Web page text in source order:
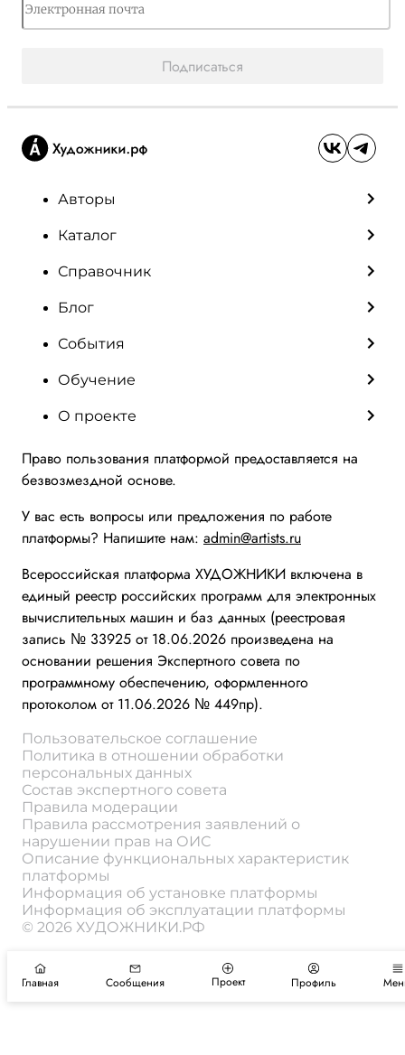
Подписаться
Авторы
Каталог
Справочник
Блог
События
Обучение
О проекте
Право пользования платформой предоставляется на
безвозмездной основе.
У вас есть вопросы или предложения по работе
платформы? Напишите нам: admin@artists.ru
Всероссийская платформа ХУДОЖНИКИ включена в
единый реестр российских программ для электронных
вычислительных машин и баз данных (реестровая
запись № 33925 от 18.06.2026 произведена на
основании решения Экспертного совета по
программному обеспечению, оформленного
протоколом от 11.06.2026 № 449пр).
Пользовательское соглашение
Политика в отношении обработки
персональных данных
Состав экспертного совета
Правила модерации
Правила рассмотрения заявлений о
нарушении прав на ОИС
Описание функциональных характеристик
платформы
Информация об установке платформы
Информация об эксплуатации платформы
© 2026 ХУДОЖНИКИ.РФ
Главная Сообщения Проект Профиль